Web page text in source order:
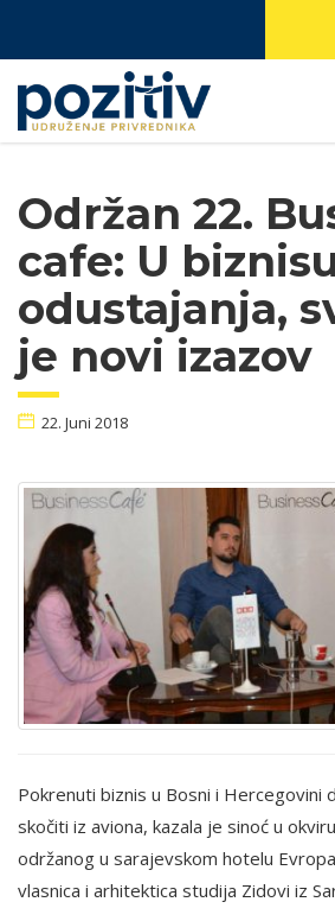
Održan 22.
cafe: U
odustajanja,
je novi izazov
22. Juni 2018
Pokrenuti biznis u Bosni i Hercegovini
skočiti iz aviona, kazala je sinoć u
održanog u sarajevskom hotelu
vlasnica i arhitektica studija Zidovi iz